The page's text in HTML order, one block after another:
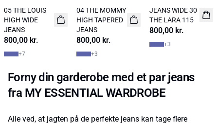
NYHED
05 THE LOUIS
HIGH WIDE
JEANS
800,00 kr.
+7
NYHED
04 THE MOMMY
HIGH TAPERED
JEANS
800,00 kr.
+3
NYHED
JEANS WIDE 30
THE LARA 115
800,00 kr.
+3
Forny din garderobe med et par jeans
fra MY ESSENTIAL WARDROBE
Alle ved, at jagten på de perfekte jeans kan tage flere